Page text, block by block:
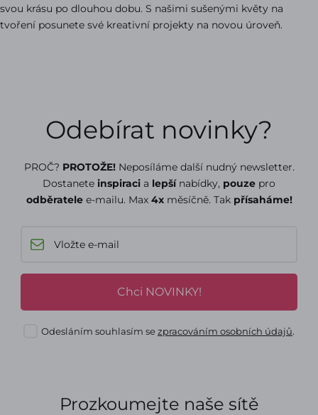
svou krásu po dlouhou dobu. S našimi sušenými květy na
tvoření posunete své kreativní projekty na novou úroveň.
Odebírat novinky?
PROČ? PROTOŽE! Neposíláme další nudný newsletter.
Dostanete inspiraci a lepšínabídky, pouze pro
odběratelee-mailu. Max 4xměsíčně. Tak přísaháme!
Chci NOVINKY!
Odesláním souhlasím sezpracováním osobních údajů.
Prozkoumejte naše sítě